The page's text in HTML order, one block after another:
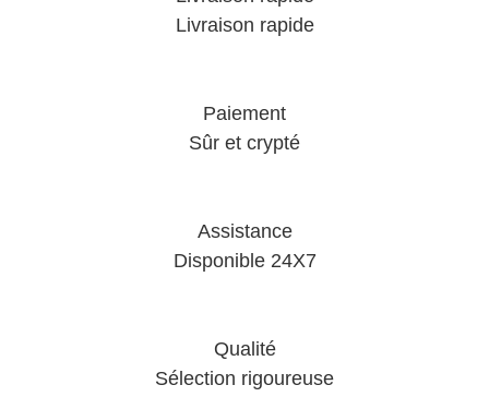
Livraison rapide
Paiement
Sûr et crypté
Assistance
Disponible 24X7
Qualité
Sélection rigoureuse